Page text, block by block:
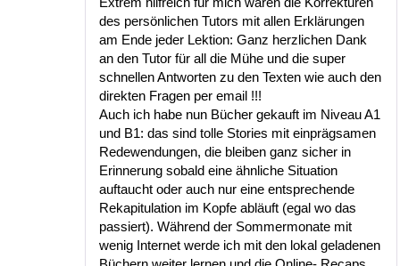
des persönlichen Tutors mit allen Erklärungen
am Ende jeder Lektion: Ganz herzlichen Dank
an den Tutor für all die Mühe und die super
schnellen Antworten zu den Texten wie auch den
direkten Fragen per email !!!
Auch ich habe nun Bücher gekauft im Niveau A1
und B1: das sind tolle Stories mit einprägsamen
Redewendungen, die bleiben ganz sicher in
Erinnerung sobald eine ähnliche Situation
auftaucht oder auch nur eine entsprechende
Rekapitulation im Kopfe abläuft (egal wo das
passiert). Während der Sommermonate mit
wenig Internet werde ich mit den lokal geladenen